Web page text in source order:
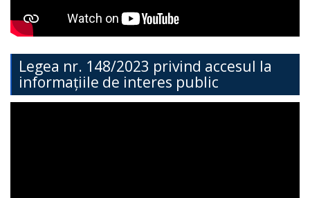
Dezvoltare
Teritorială
Secția
Legea nr. 148/2023 privind accesul la
informațiile de interes public